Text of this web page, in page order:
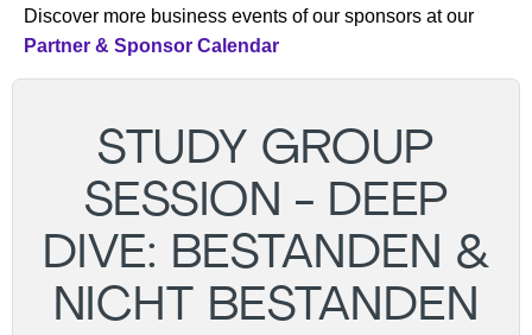
Discover more business events of our sponsors at our
Partner & Sponsor Calendar
STUDY GROUP
SESSION - DEEP
DIVE: BESTANDEN &
NICHT BESTANDEN